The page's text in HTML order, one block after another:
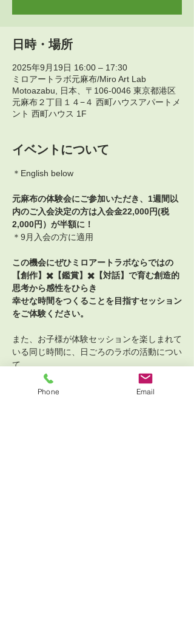
日時・場所
2025年9月19日 16:00 – 17:30
ミロアートラボ元麻布/Miro Art Lab
Motoazabu, 日本、〒106-0046 東京都港区
元麻布２丁目１４−４ 西町ハウスアパートメ
ント 西町ハウス 1F
イベントについて
＊English below
元麻布の体験会にご参加いただき、1週間以
内のご入会決定の方は入会金22,000円(税
2,000円）が半額に！
＊9月入会の方に適用
この機会にぜひミロアートラボならではの
【創作】✖️【鑑賞】✖️【対話】で育む創造的
思考から感性をひらき
幸せな時間をつくることを目指すセッション
をご体験ください。
また、お子様が体験セッションを楽しまれて
いる同じ時間に、日ごろのラボの活動につい
て
さらに表示
Phone Email